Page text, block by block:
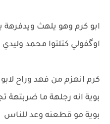
ابو كرم وهو يلهث ويدفرهة
اوگفولي كتلتوا محمد وليدي
كرم انهزم من فهد وراح
بوية انه رجلهة ما
بوية مو قطعنه وعد للناس